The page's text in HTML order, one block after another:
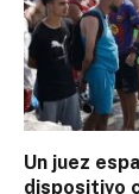
Un juez
dispositivo